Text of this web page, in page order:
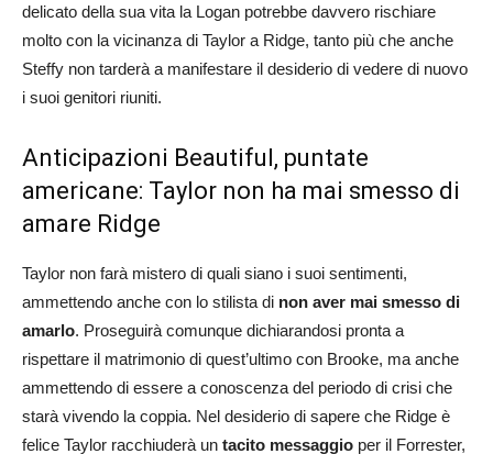
delicato della sua vita la Logan potrebbe davvero rischiare
molto con la vicinanza di Taylor a Ridge, tanto più che anche
Steffy non tarderà a manifestare il desiderio di vedere di nuovo
i suoi genitori riuniti.
Anticipazioni Beautiful, puntate
americane: Taylor non ha mai smesso di
amare Ridge
Taylor non farà mistero di quali siano i suoi sentimenti,
ammettendo anche con lo stilista di non aver mai smesso di
amarlo. Proseguirà comunque dichiarandosi pronta a
rispettare il matrimonio di quest’ultimo con Brooke, ma anche
ammettendo di essere a conoscenza del periodo di crisi che
starà vivendo la coppia. Nel desiderio di sapere che Ridge è
felice Taylor racchiuderà un tacito messaggio per il Forrester,